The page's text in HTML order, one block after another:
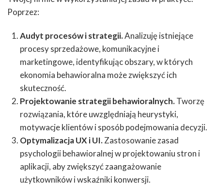
Poprzez:
Audyt procesów i strategii.Analizuję istniejące
procesy sprzedażowe, komunikacyjne i
marketingowe, identyfikując obszary, w których
ekonomia behawioralna może zwiększyć ich
skuteczność.
Projektowanie strategii behawioralnych.Tworzę
rozwiązania, które uwzględniają heurystyki,
motywacje klientów i sposób podejmowania decyzji.
Optymalizacja UX i UI.Zastosowanie zasad
psychologii behawioralnej w projektowaniu stron i
aplikacji, aby zwiększyć zaangażowanie
użytkowników i wskaźniki konwersji.